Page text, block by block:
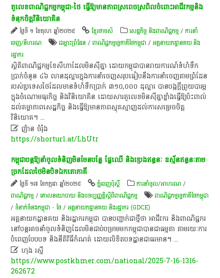
តួលេខពាណិជ្ជកម្មកម្ពុជា-ថៃ ធ្វើឱ្យមានភាពស្រពេចស្រពិលចំពោះអាជីវកម្មនិង
ទំនុកចិត្តវិនិយោគិន
ថ្ងៃទី ១ ខែតុលា ឆ្នាំ២០២៥ ខ្មែរថាមស៍ សេដ្ឋកិច្ច និងពាណិជ្ជកម្ម /ការនាំ
ចេញ/នីហរណ
ជម្លោះព្រំដែន /ពាណិជ្ជកម្ម​ទ្វេ​ភាគី​ថៃកម្ពុជា /អគ្គនាយក​ដ្ឋាន​គយ និង​
រដ្ឋាករ​
ស្ថិតិពាណិជ្ជកម្មខែសីហាដែលមិនស៊ីគ្នា ដោយកម្ពុជាបានរាយការណ៍ទំហំទឹក
ប្រាក់ចំនួន ៤៦ លានដុល្លារក្នុងការនាំចេញសរុបធៀបនឹងការនាំចេញតាមព្រំដែន
របស់ប្រទេសថៃដែលមានទំហំទឹកប្រាក់ ៣១០,០០០ ដុល្លារ បានបង្កក្តីព្រួយបារម្ភ
ក្នុងចំណោមធុរកិច្ច និងវិនិយោគិន ដោយសារតួលេខមិនស៊ីគ្នាខ្លាំងធ្វើឱ្យប៉ះពាល់
ដល់តម្លាភាពសេដ្ឋកិច្ច និងធ្វើឱ្យមានភាពស្មុគស្មាញដល់ការសម្រេចចិត្ត
វិនិយោគ។...
 ញ៉ា​ន​ ​ចំ​រ៉ុ​ង
https://shorturl.at/LhUtr
កម្ពុជា​បន្ដ​ឱ្យ​នាំចូលទំនិញមិនមែន​បន្លែ ផ្លែឈើ និង​ប្រេងឥន្ធនៈ ​​ឧស្ម័ន​ឥន្ធនៈតាម​
ច្រក​ដែលថៃមិន​បិទ​ឯកតោភាគី​
ថ្ងៃទី ១៧ ខែកក្កដា ឆ្នាំ២០២៥ ភ្នំពេញប៉ុស្តិ៍ ការនាំចូល/អាហរណ /
ពាណិជ្ជកម្ម /គោលនយោបាយ និងបទប្បញ្ញត្តិស្តីពីពាណិជ្ជកម្ម
ពាណិជ្ជកម្ម​ទ្វេ​ភាគី​ថៃកម្ពុជា
/ទំនាក់ទំនងកម្ពុជា - ថៃ /អគ្គនាយកដ្ឋាន​គយ ​និង​រដ្ឋាករ (GDCE)
អគ្គនាយកដ្ឋាន​គយ ​និង​រដ្ឋាករ​កម្ពុជា បានបញ្ជាក់​ជាថ្មី​ថា អាជីវករ និង​​ពាណិជ្ជករ
នៅ​បន្ត​អាច​​នាំចូលទំនិញដែល​​មិន​ជាប់​បម្រាម​មកកម្ពុជា​​បានជា​ធម្មតា តាម​រយៈ​ការ​​
បំពេញបែបបទ និង​នីតិវិធី​កំណត់ ដោយ​លិខិតបទដ្ឋាន​ជា​ធរមាន​។...
 ហុង រស្មី
https://www.postkhmer.com/national/2025-7-16-1316-
262672